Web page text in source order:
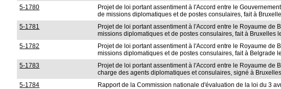
5-1780
Projet de loi portant assentiment à l'Accord entre le
de missions diplomatiques et de postes consulaires, fait à
5-1781
Projet de loi portant assentiment à l'Accord entre le Royaume
missions diplomatiques et de postes consulaires, fait à Bruxelles
5-1782
Projet de loi portant assentiment à l'Accord entre le Royaume
missions diplomatiques et de postes consulaires, fait à Belgrade
5-1783
Projet de loi portant assentiment à l'Accord entre le Royaume
charge des agents diplomatiques et consulaires, signé à
5-1784 Rapport de la Commission nationale d'évaluation de la loi du 3